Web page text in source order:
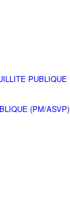
PUBLIQUE
(PM/ASVP)